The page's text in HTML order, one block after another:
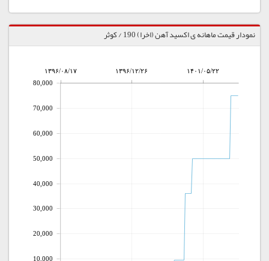
نمودار قیمت ماهانه ی اکسید آهن (اخرا) 190 / کوثر
۱۳۹۶/۰۸/۱۷ ۱۳۹۶/۱۲/۲۶ ۱۴۰۱/۰۵/۲۲
10,000
20,000
30,000
40,000
50,000
60,000
70,000
80,000